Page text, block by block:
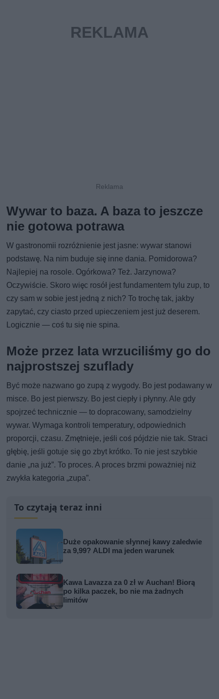
Wywar to baza. A baza to jeszcze
nie gotowa potrawa
W gastronomii rozróżnienie jest jasne: wywar stanowi
podstawę. Na nim buduje się inne dania. Pomidorowa?
Najlepiej na rosole. Ogórkowa? Też. Jarzynowa?
Oczywiście. Skoro więc rosół jest fundamentem tylu zup, to
czy sam w sobie jest jedną z nich? To trochę tak, jakby
zapytać, czy ciasto przed upieczeniem jest już deserem.
Logicznie — coś tu się nie spina.
Może przez lata wrzuciliśmy go do
najprostszej szuflady
Być może nazwano go zupą z wygody. Bo jest podawany w
misce. Bo jest pierwszy. Bo jest ciepły i płynny. Ale gdy
spojrzeć technicznie — to dopracowany, samodzielny
wywar. Wymaga kontroli temperatury, odpowiednich
proporcji, czasu. Zmętnieje, jeśli coś pójdzie nie tak. Straci
głębię, jeśli gotuje się go zbyt krótko. To nie jest szybkie
danie „na już”. To proces. A proces brzmi poważniej niż
zwykła kategoria „zupa”.
To czytają teraz inni
Duże opakowanie słynnej kawy zaledwie
za 9,99? ALDI ma jeden warunek
Kawa Lavazza za 0 zł w Auchan! Biorą
po kilka paczek, bo nie ma żadnych
limitów